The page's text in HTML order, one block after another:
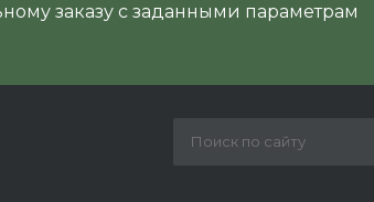
заказу с заданными параметрам